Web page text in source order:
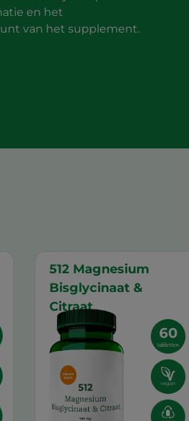
en het
van het supplement.
512 Magnesium
Bisglycinaat &
Citraat
60
tabletten
vegan